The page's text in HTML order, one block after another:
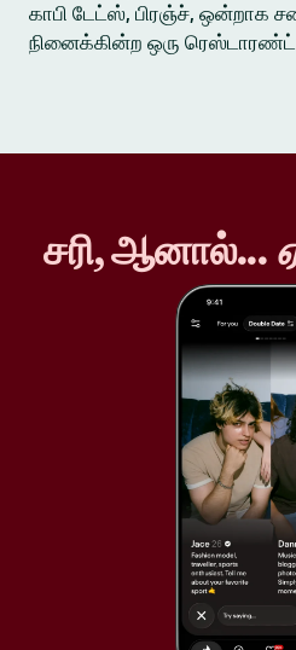
காபி டேட்ஸ், பிரஞ்ச், ஒன்றாக
நினைக்கின்ற ஒரு ரெஸ்டாரண்ட்
சரி, ஆனால்...